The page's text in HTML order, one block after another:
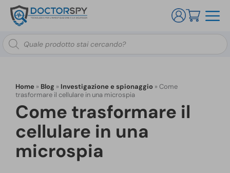
Ricerca
prodotti
Home » Blog » Investigazione e spionaggio » Come
trasformare il cellulare in una microspia
Come trasformare il
cellulare in una
microspia